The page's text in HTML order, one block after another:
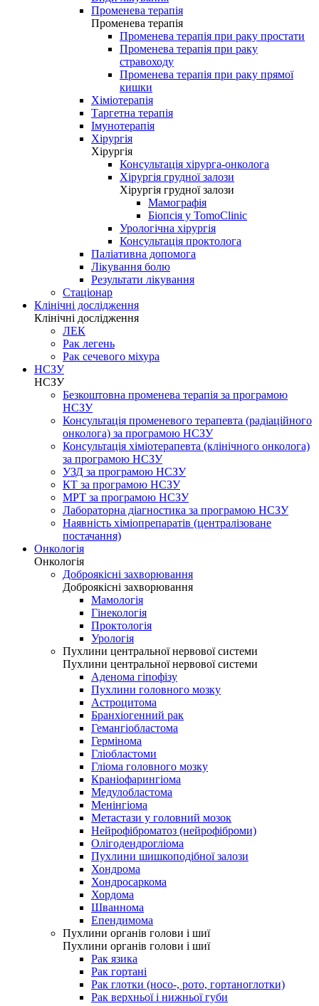
Променева терапія
Променева терапія
Променева терапія при раку простати
Променева терапія при раку
стравоходу
Променева терапія при раку прямої
кишки
Хіміотерапія
Таргетна терапія
Імунотерапія
Хірургія
Хірургія
Консультація хірурга-онколога
Хірургія грудної залози
Хірургія грудної залози
Мамографія
Біопсія у TomoClinic
Урологічна хірургія
Консультація проктолога
Паліативна допомога
Лікування болю
Результати лікування
Стаціонар
Клінічні дослідження
Клінічні дослідження
ЛЕК
Рак легень
Рак сечевого міхура
НСЗУ
НСЗУ
Безкоштовна променева терапія за програмою
НСЗУ
Консультація променевого терапевта (радіаційного
онколога) за програмою НСЗУ
Консультація хіміотерапевта (клінічного онколога)
за програмою НСЗУ
УЗД за програмою НСЗУ
КТ за програмою НСЗУ
МРТ за програмою НСЗУ
Лабораторна діагностика за програмою НСЗУ
Наявність хіміопрепаратів (централізоване
постачання)
Онкологія
Онкологія
Доброякісні захворювання
Доброякісні захворювання
Мамологія
Гінекологія
Проктологія
Урологія
Пухлини центральної нервової системи
Пухлини центральної нервової системи
Аденома гіпофізу
Пухлини головного мозку
Астроцитома
Бранхіогенний рак
Гемангіобластома
Гермінома
Гліобластоми
Гліома головного мозку
Краніофарингіома
Медулобластома
Менінгіома
Метастази у головний мозок
Нейрофіброматоз (нейрофіброми)
Олігодендрогліома
Пухлини шишкоподібної залози
Хондрома
Хондросаркома
Хордома
Шваннома
Епендимома
Пухлини органів голови і шиї
Пухлини органів голови і шиї
Рак язика
Рак гортані
Рак глотки (носо-, рото, гортаноглотки)
Рак верхньої і нижньої губи